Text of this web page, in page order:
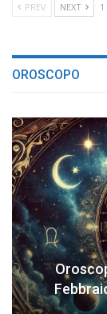
PREV NEXT
OROSCOPO